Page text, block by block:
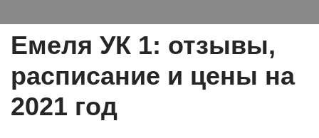
Емеля УК 1: отзывы,
расписание и цены на
2021 год